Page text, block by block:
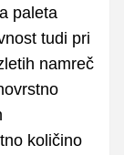
paleta
tudi pri
namreč
količino